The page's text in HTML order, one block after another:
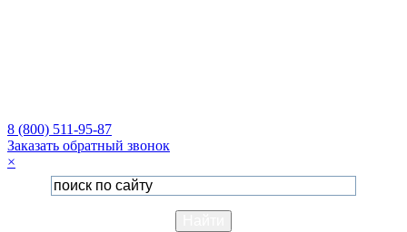
8 (800) 511-95-87
Заказать обратный звонок
×